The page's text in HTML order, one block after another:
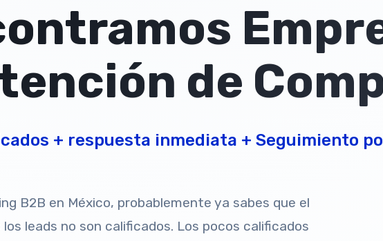
de
+ respuesta inmediata + Seguimiento
B2B en México, probablemente ya sabes que el
leads no son calificados. Los pocos calificados